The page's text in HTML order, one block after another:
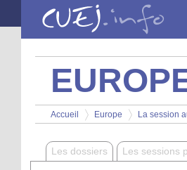
Aller au contenu principal
Vous êtes ici
Accueil
>
Europe
>
La session
Les dossiers Les sessions